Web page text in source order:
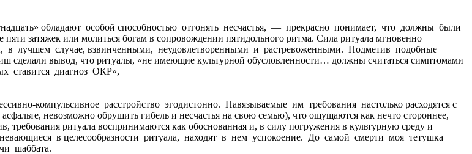
обладают особой способностью отгонять несчастья, — прекрасно понимает, что должны были
пяти затяжек или молиться богам в сопровождении пятидольного ритма. Сила ритуала мгновенно
лучшем случае, взвинченными, неудовлетворенными и растревоженными. Подметив подобные
сделали вывод, что ритуалы, «не имеющие культурной обусловленности… должны считаться симптомами
ставится диагноз ОКР»,
компульсивное расстройство эгодистонно. Навязываемые им требования настолько расходятся с
невозможно обрушить гибель и несчастья на свою семью), что ощущаются как нечто стороннее,
ритуала воспринимаются как обоснованная и, в силу погружения в культурную среду и
в целесообразности ритуала, находят в нем успокоение. До самой смерти моя тетушка
шаббата.